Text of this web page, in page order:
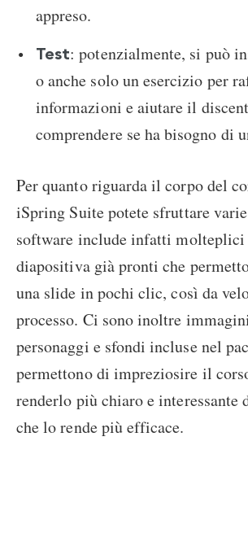
appreso.
Test: potenzialmente, si può
o anche solo un esercizio per
informazioni e aiutare il
comprendere se ha bisogno di
Per quanto riguarda il corpo del
iSpring Suite potete sfruttare
software include infatti
diapositiva già pronti che
una slide in pochi clic, così da
processo. Ci sono inoltre
personaggi e sfondi incluse nel
permettono di impreziosire il
renderlo più chiaro e interessante
che lo rende più efficace.